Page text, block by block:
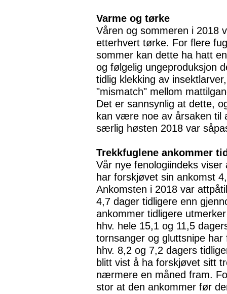
Varme og tørke
Våren og sommeren i 2018
etterhvert tørke. For flere
sommer kan dette ha hatt
og følgelig ungeproduksjon
tidlig klekking av
"mismatch" mellom
Det er sannsynlig at dette,
kan være noe av årsaken til
særlig høsten 2018 var
Trekkfuglene ankommer
Vår nye fenologiindeks
har forskjøvet sin ankomst
Ankomsten i 2018 var
4,7 dager tidligere enn
ankommer tidligere
hhv. hele 15,1 og 11,5
tornsanger og gluttsnipe
hhv. 8,2 og 7,2 dagers
blitt vist å ha forskjøvet sitt
nærmere en måned fram.
stor at den ankommer før